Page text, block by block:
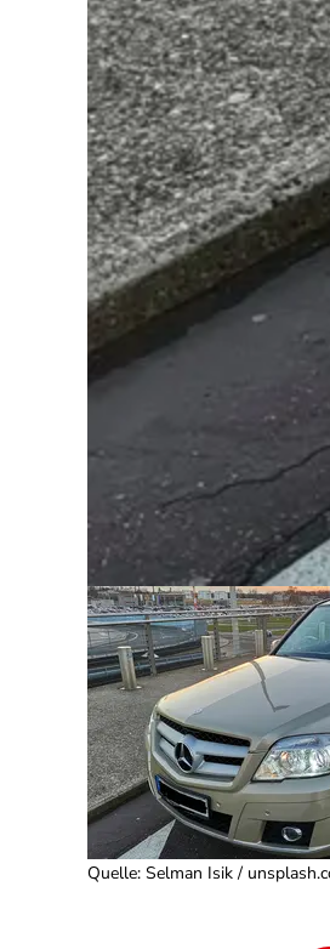
Quelle: Selman Isik /